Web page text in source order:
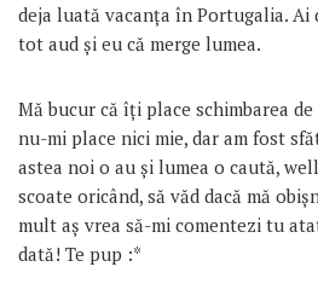
deja luată vacanța în Portugalia. Ai
tot aud și eu că merge lumea.
Mă bucur că îți place schimbarea
nu-mi place nici mie, dar am fost
astea noi o au și lumea o caută,
scoate oricând, să văd dacă mă
mult aș vrea să-mi comentezi tu
dată! Te pup :*